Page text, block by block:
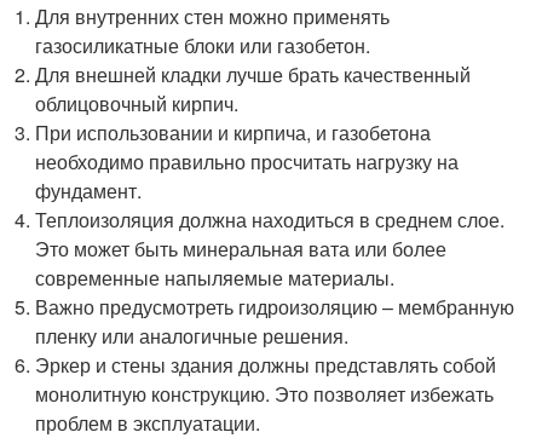
Для внутренних стен можно применять
газосиликатные блоки или газобетон.
Для внешней кладки лучше брать качественный
облицовочный кирпич.
При использовании и кирпича, и газобетона
необходимо правильно просчитать нагрузку на
фундамент.
Теплоизоляция должна находиться в среднем слое.
Это может быть минеральная вата или более
современные напыляемые материалы.
Важно предусмотреть гидроизоляцию – мембранную
пленку или аналогичные решения.
Эркер и стены здания должны представлять собой
монолитную конструкцию. Это позволяет избежать
проблем в эксплуатации.